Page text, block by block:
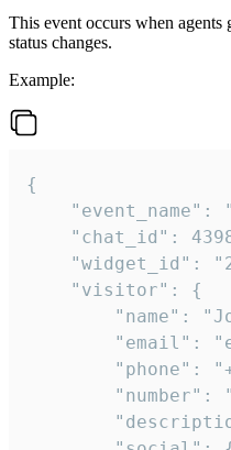
This event occurs when
status changes.
Example:
{
"event_name":
"chat_id":
"widget_id":
    "visitor": {
"name":
"email":
"phone":
"number":